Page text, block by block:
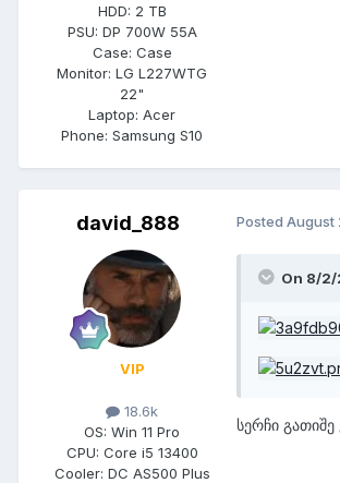
HDD: 2 TB
PSU: DP 700W 55A
Case: Case
Monitor: LG L227WTG
22"
Laptop: Acer
Phone: Samsung S10
david_888
VIP
18.6k
OS: Win 11 Pro
CPU: Core i5 13400
Cooler: DC AS500 Plus
Posted August
On 8/2/
სერჩი